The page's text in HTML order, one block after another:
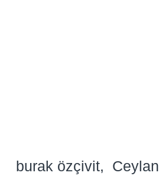
burak özçivit Ceylan